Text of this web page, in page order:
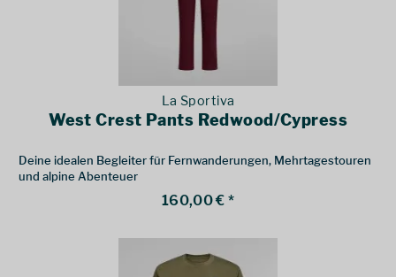
La Sportiva
West Crest Pants Redwood/Cypress
Deine idealen Begleiter für Fernwanderungen, Mehrtagestouren
und alpine Abenteuer
160,00 € *